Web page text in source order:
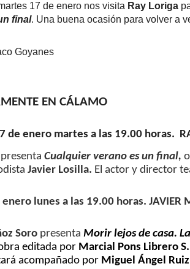
17 de enero nos visita Ray Loriga
final. Una buena ocasión para volver a
Goyanes
EN CÁLAMO
de enero martes a las 19.00 horas.
presenta Cualquier verano es un final,
Javier Losilla. El actor y director
lunes a las 19.00 horas. JAVIER
Soro presenta Morir lejos de casa.
editada por Marcial Pons Librero
acompañado por Miguel Ángel